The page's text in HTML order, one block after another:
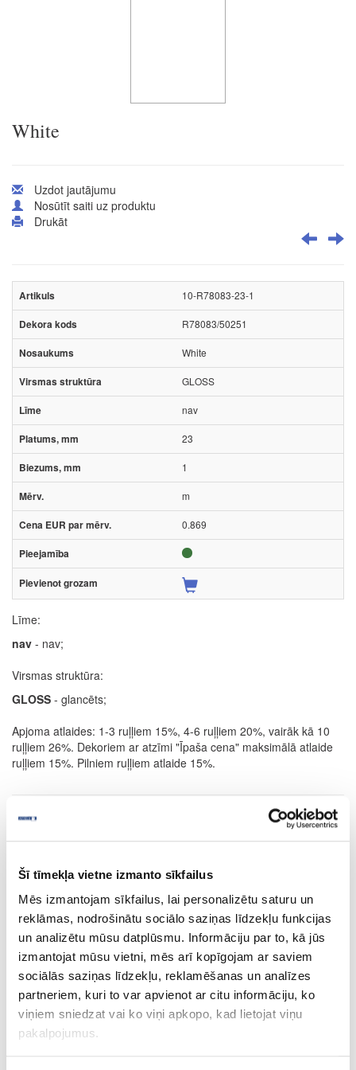
Šī tīmekļa vietne izmanto sīkfailus
Mēs izmantojam sīkfailus, lai personalizētu saturu un
reklāmas, nodrošinātu sociālo saziņas līdzekļu funkcijas
un analizētu mūsu datplūsmu. Informāciju par to, kā jūs
izmantojat mūsu vietni, mēs arī kopīgojam ar saviem
sociālās saziņas līdzekļu, reklamēšanas un analīzes
partneriem, kuri to var apvienot ar citu informāciju, ko
viņiem sniedzat vai ko viņi apkopo, kad lietojat viņu
pakalpojumus.
White
Uzdot jautājumu
Nosūtīt saiti uz produktu
Drukāt
10-R78083-23-1
R78083/50251
White
GLOSS
nav
23
1
m
0.869
Līme:
nav - nav;
Virsmas struktūra:
GLOSS - glancēts;
Apjoma atlaides: 1-3 ruļļiem 15%, 4-6 ruļļiem 20%, vairāk kā 10
ruļļiem 26%. Dekoriem ar atzīmi "Īpaša cena" maksimālā atlaide
ruļļiem 15%. Pilniem ruļļiem atlaide 15%.
SAISTĪTIE PRODUKTI
Plātņu materiāli
52-50251-0.95
50251
R78083
White